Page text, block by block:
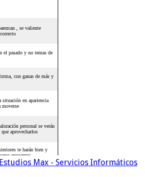
Estudios Max - Servicios Informáticos